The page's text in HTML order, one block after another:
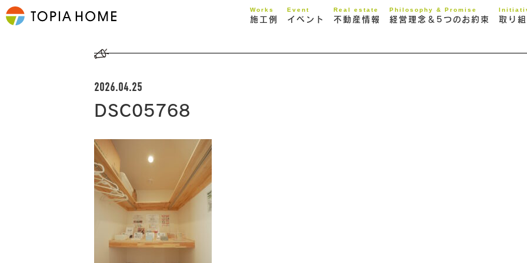
Works
施工例
Event
イベント
Real estate
不動産情報
Philosophy & Promise
経営理念＆5つのお約束 取り
2026.04.25
DSC05768